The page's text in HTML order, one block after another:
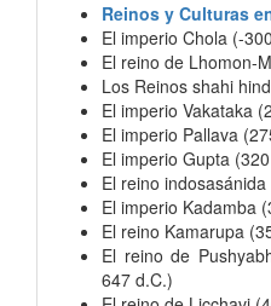
Reinos y Culturas
El imperio Chola (-
El reino de Lhomon-
Los Reinos shahi
El imperio Vakataka
El imperio Pallava
El imperio Gupta
El reino
El imperio Kadamba
El reino Kamarupa
El reino de
647 d.C.)